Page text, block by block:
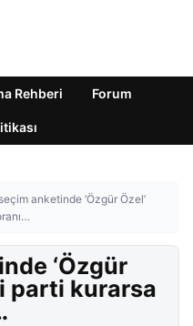
Rehberi Forum
anketinde ‘Özgür Özel’
‘Özgür
parti kurarsa